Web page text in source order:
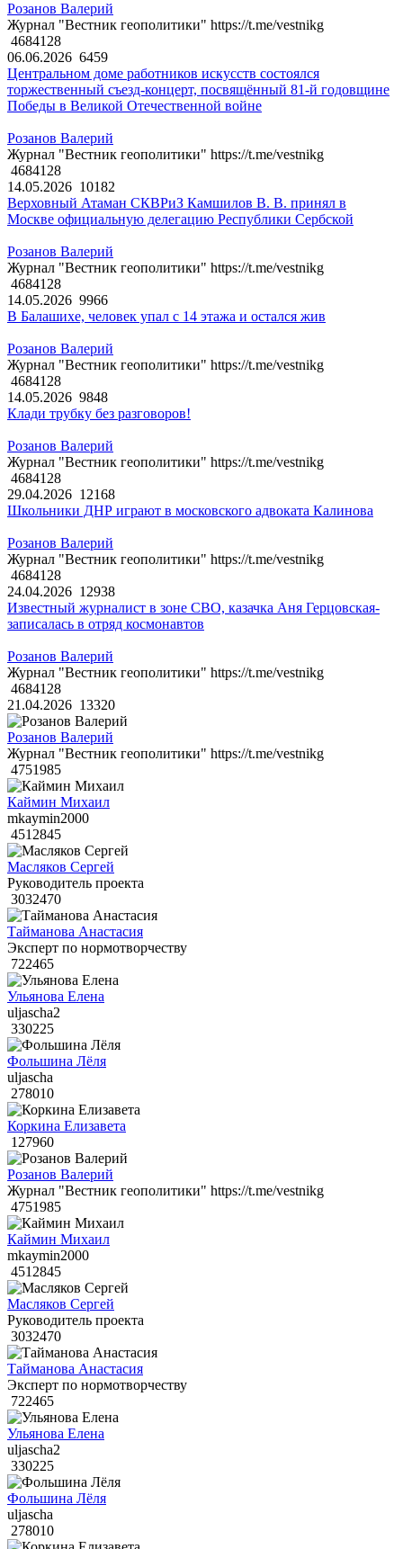
Розанов Валерий
Журнал "Вестник геополитики" https://t.me/vestnikg
4684128
06.06.2026 6459
Центральном доме работников искусств состоялся
торжественный съезд-концерт, посвящённый 81-й годовщине
Победы в Великой Отечественной войне
Розанов Валерий
Журнал "Вестник геополитики" https://t.me/vestnikg
4684128
14.05.2026 10182
Верховный Атаман СКВРиЗ Камшилов В. В. принял в
Москве официальную делегацию Республики Сербской
Розанов Валерий
Журнал "Вестник геополитики" https://t.me/vestnikg
4684128
14.05.2026 9966
В Балашихе, человек упал с 14 этажа и остался жив
Розанов Валерий
Журнал "Вестник геополитики" https://t.me/vestnikg
4684128
14.05.2026 9848
Клади трубку без разговоров!
Розанов Валерий
Журнал "Вестник геополитики" https://t.me/vestnikg
4684128
29.04.2026 12168
Школьники ДНР играют в московского адвоката Калинова
Розанов Валерий
Журнал "Вестник геополитики" https://t.me/vestnikg
4684128
24.04.2026 12938
Известный журналист в зоне СВО, казачка Аня Герцовская-
записалась в отряд космонавтов
Розанов Валерий
Журнал "Вестник геополитики" https://t.me/vestnikg
4684128
21.04.2026 13320
Розанов Валерий
Журнал "Вестник геополитики" https://t.me/vestnikg
4751985
Каймин Михаил
mkaymin2000
4512845
Масляков Сергей
Руководитель проекта
3032470
Тайманова Анастасия
Эксперт по нормотворчеству
722465
Ульянова Елена
uljascha2
330225
Фольшина Лёля
uljascha
278010
Коркина Елизавета
127960
Розанов Валерий
Журнал "Вестник геополитики" https://t.me/vestnikg
4751985
Каймин Михаил
mkaymin2000
4512845
Масляков Сергей
Руководитель проекта
3032470
Тайманова Анастасия
Эксперт по нормотворчеству
722465
Ульянова Елена
uljascha2
330225
Фольшина Лёля
uljascha
278010